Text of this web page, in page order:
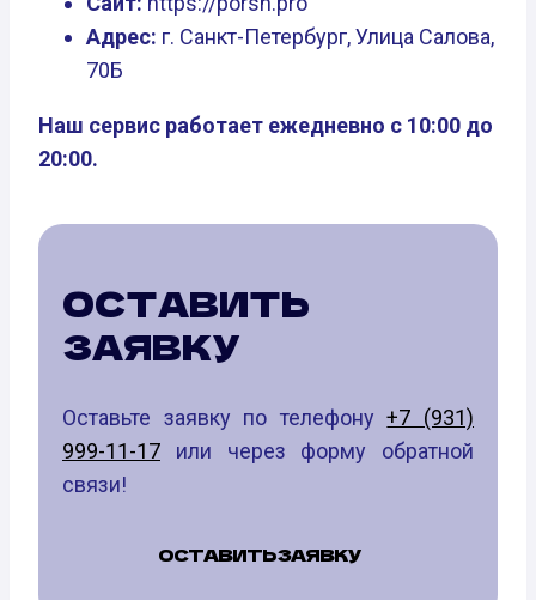
Адрес: г. Санкт-Петербург, Улица Салова,
70Б
Наш сервис работает ежедневно с 10:00 до
20:00.
ОСТАВИТЬ
ЗАЯВКУ
Оставьте заявку по телефону+7 (931)
999-11-17 или через форму обратной
связи!
ОСТАВИТЬ ЗАЯВКУ